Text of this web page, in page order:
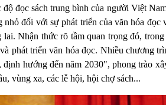
độ đọc sách trung bình của người Việt
đối với sự phát triển của văn hóa
Nhận thức rõ tầm quan trọng đó,
phát triển văn hóa đọc. Nhiều chương
hướng đến năm 2030", phong trào
vùng xa, các lễ hội, hội chợ sách...